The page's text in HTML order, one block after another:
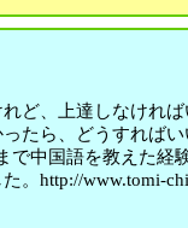
ど、上達しなけれ
たら、どうすれば
で中国語を教えた経
た。http://